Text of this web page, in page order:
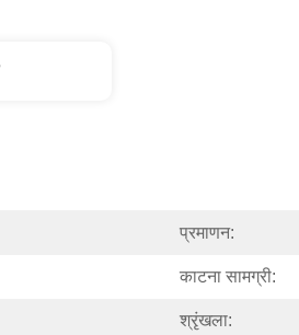
प्रमाणन:
काटना सामग्री:
श्रृंखला: